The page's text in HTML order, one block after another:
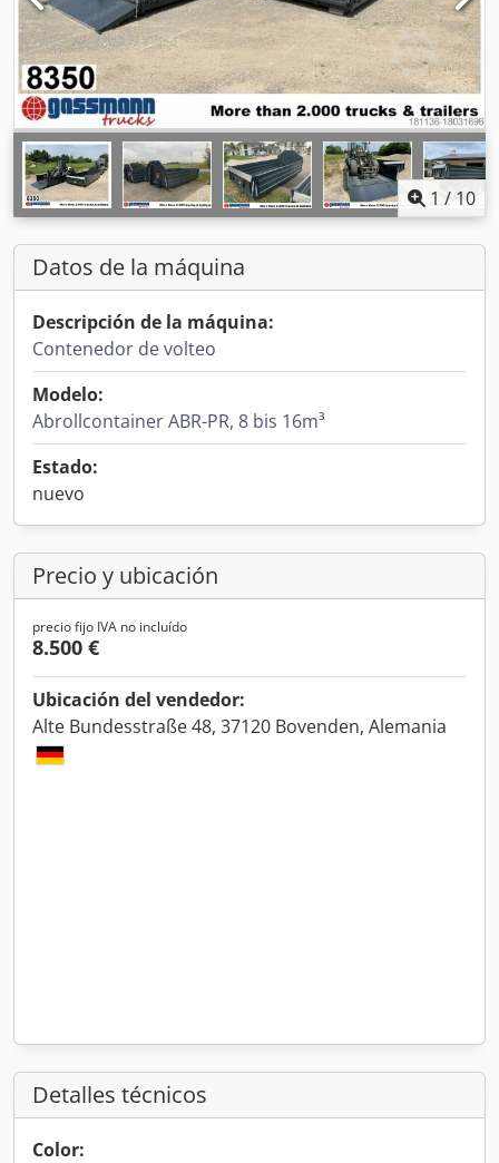
1 /10
Datos de la máquina
Descripción de la máquina:
Contenedor de volteo
Modelo:
Abrollcontainer ABR-PR, 8 bis 16m³
Estado:
nuevo
Precio y ubicación
precio fijo IVA no incluído
8.500 €
Ubicación del vendedor:
Alte Bundesstraße 48, 37120 Bovenden, Alemania
Detalles técnicos
Color: